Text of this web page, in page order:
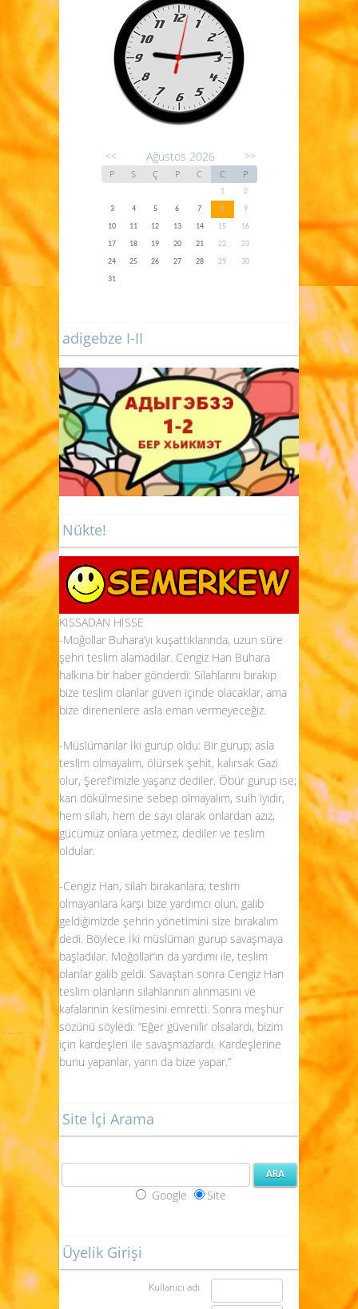
<< Ağustos 2026 >>
P S Ç P C C P
1
2
3
4 5 6 7 8
9
10
11 12 13 14 15
16
17
18 19 20 21 22
23
24
25 26 27 28 29
30
31
adigebze I-II
Nükte!
KISSADAN HİSSE
-Moğollar Buhara’yı kuşattıklarında, uzun süre
şehri teslim alamadılar. Cengiz Han Buhara
halkına bir haber gönderdi: Silahlarını bırakıp
bize teslim olanlar güven içinde olacaklar, ama
bize direnenlere asla eman vermeyeceğiz.
-Müslümanlar İki gurup oldu: Bir gurup; asla
teslim olmayalım, ölürsek şehit, kalırsak Gazi
olur, Şeref’imizle yaşarız dediler. Öbür gurup ise;
kan dökülmesine sebep olmayalım, sulh iyidir,
hem silah, hem de sayı olarak onlardan azız,
gücümüz onlara yetmez, dediler ve teslim
oldular.
-Cengiz Han, silah bırakanlara; teslim
olmayanlara karşı bize yardımcı olun, galib
geldiğimizde şehrin yönetimini size bırakalım
dedi. Böylece İki müslüman gurup savaşmaya
başladılar. Moğollar’ın da yardımı ile, teslim
olanlar galib geldi. Savaştan sonra Cengiz Han
teslim olanların silahlarının alınmasını ve
kafalarının kesilmesini emretti. Sonra meşhur
sözünü söyledi: “Eğer güvenilir olsalardı, bizim
için kardeşleri ile savaşmazlardı. Kardeşlerine
bunu yapanlar, yarın da bize yapar.”
Site İçi Arama
Google Site
Üyelik Girişi
Kullanıcı adı